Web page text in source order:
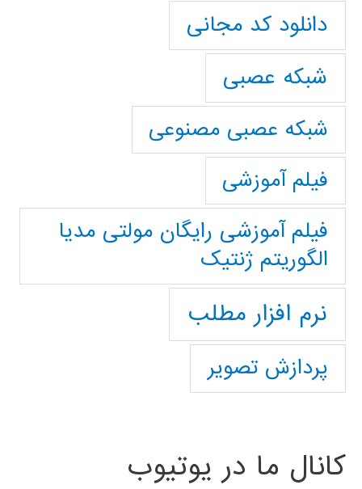
دانلود کد مجانی
شبکه عصبی
شبکه عصبی مصنوعی
فیلم آموزشی
فیلم آموزشی رایگان مولتی مدیا
الگوریتم ژنتیک
نرم افزار مطلب
پردازش تصویر
کانال ما در یوتیوب